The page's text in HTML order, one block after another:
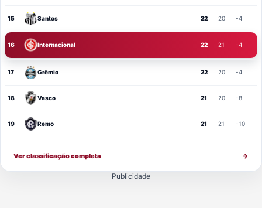
15 Santos 22 20 -4
16 Internacional 22 21 -4
17 Grêmio 22 20 -4
18 Vasco 21 20 -8
19 Remo 21 21 -10
Ver classificação completa →
Publicidade